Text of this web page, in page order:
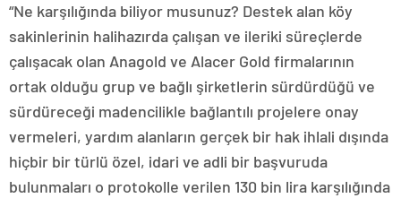
“Ne karşılığında biliyor musunuz? Destek alan köy
sakinlerinin halihazırda çalışan ve ileriki süreçlerde
çalışacak olan Anagold ve Alacer Gold firmalarının
ortak olduğu grup ve bağlı şirketlerin sürdürdüğü ve
sürdüreceği madencilikle bağlantılı projelere onay
vermeleri, yardım alanların gerçek bir hak ihlali dışında
hiçbir bir türlü özel, idari ve adli bir başvuruda
bulunmaları o protokolle verilen 130 bin lira karşılığında